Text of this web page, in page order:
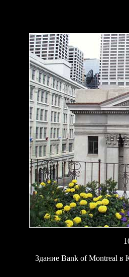
Здание Bank of Montreal в